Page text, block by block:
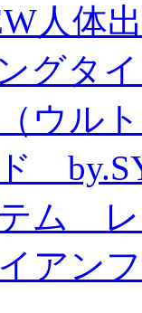
人体
グタ
ウル
ム
アン